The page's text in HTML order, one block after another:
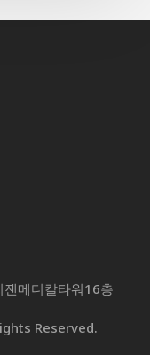
메디칼타워16층
Reserved.